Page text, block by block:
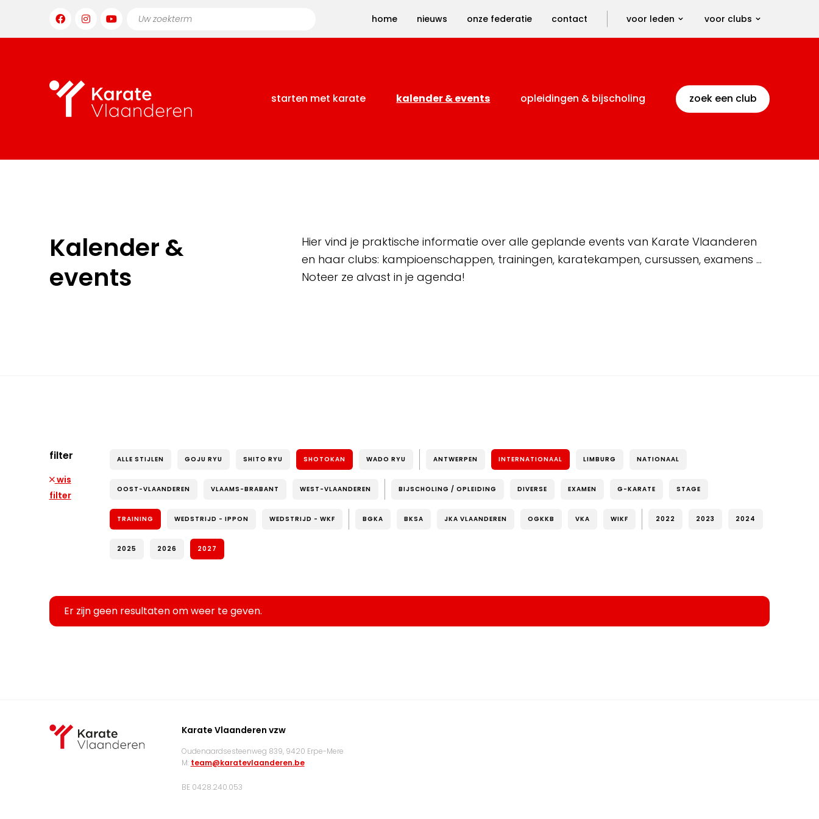
home nieuws onze federatie contact voor leden voor clubs
starten met karate kalender & events opleidingen & bijscholing zoek een club
Kalender &
events
Hier vind je praktische informatie over alle geplande events van Karate Vlaanderen
en haar clubs: kampioenschappen, trainingen, karatekampen, cursussen, examens …
Noteer ze alvast in je agenda!
filter
wis
filter
ALLE STIJLEN GOJU RYU SHITO RYU SHOTOKAN WADO RYU ANTWERPEN INTERNATIONAAL LIMBURG NATIONAAL
OOST-VLAANDEREN VLAAMS-BRABANT WEST-VLAANDEREN BIJSCHOLING / OPLEIDING DIVERSE EXAMEN G-KARATE STAGE
TRAINING WEDSTRIJD - IPPON WEDSTRIJD - WKF BGKA BKSA JKA VLAANDEREN OGKKB VKA WIKF 2022 2023 2024
2025 2026 2027
Er zijn geen resultaten om weer te geven.
Karate Vlaanderen vzw
Oudenaardsesteenweg 839, 9420 Erpe-Mere
M: team@karatevlaanderen.be
BE 0428.240.053